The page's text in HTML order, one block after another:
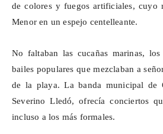
de colores y fuegos artificiales, cuyo
Menor en un espejo centelleante.
No faltaban las cucañas marinas,
bailes populares que mezclaban a
de la playa. La banda municipal de
Severino Lledó, ofrecía conciertos
incluso a los más formales.